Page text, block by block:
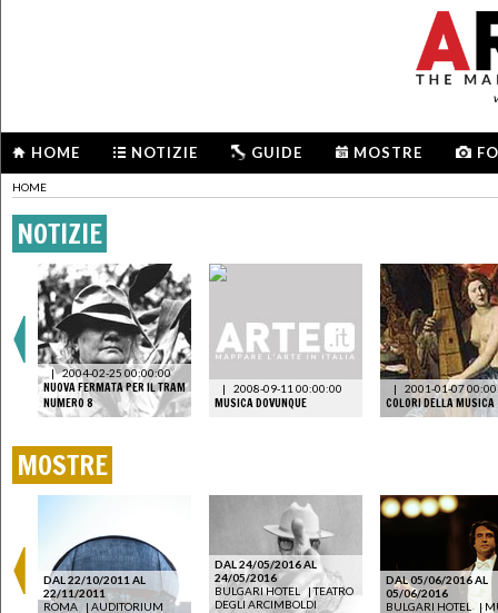
HOME NOTIZIE GUIDE MOSTRE
HOME
NOTIZIE
| 2004-02-25 00:00:00
NUOVA FERMATA PER IL TRAM
NUMERO 8
| 2008-09-11 00:00:00
MUSICA DOVUNQUE
| 2001-01-07
COLORI DELLA MUSICA
MOSTRE
DAL 22/10/2011 AL
22/11/2011
ROMA | AUDITORIUM
DAL 24/05/2016 AL
24/05/2016
BULGARI HOTEL
|TEATRO
DEGLI ARCIMBOLDI
DAL 05/06/2016 AL
05/06/2016
BULGARI HOTEL
|